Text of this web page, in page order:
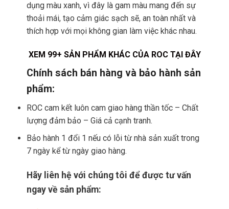
dụng màu xanh, vì đây là gam màu mang đến sự
thoải mái, tạo cảm giác sạch sẽ, an toàn nhất và
thích hợp với mọi không gian làm việc khác nhau.
XEM 99+ SẢN PHẨM KHÁC CỦA ROC TẠI ĐÂY
Chính sách bán hàng và bảo hành sản
phẩm:
ROC cam kết luôn cam giao hàng thần tốc – Chất
lượng đảm bảo – Giá cả cạnh tranh.
Bảo hành 1 đổi 1 nếu có lỗi từ nhà sản xuất trong
7 ngày kể từ ngày giao hàng.
Hãy liên hệ với chúng tôi để được tư vấn
ngay về sản phẩm: